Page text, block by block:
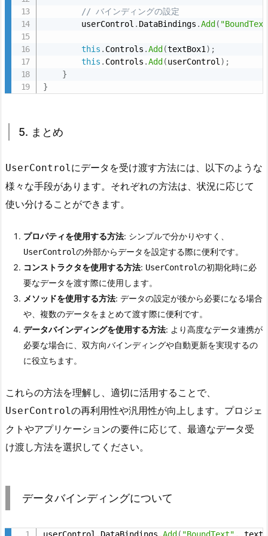
ィ
ン
グ
に
つ
い
1.
a
t
a
ッ
ド
7.
2.
u
d
// バインディングの設定
        userControl
. DataBindings .Add (
this . Controls .Add (textBox1 ) ;
this . Controls .Add (userControl ) ;
}
}
5. まとめ
UserControlにデータを受け渡す方法には、以下のような
様々な手段があります。それぞれの方法は、状況に応じて
使い分けることができます。
プロパティを使用する方法: シンプルで分かりやすく、
UserControlの外部からデータを設定する際に便利です。
コンストラクタを使用する方法: UserControlの初期化時に必
要なデータを渡す際に使用します。
メソッドを使用する方法: データの設定が後から必要になる場合
や、複数のデータをまとめて渡す際に便利です。
データバインディングを使用する方法: より高度なデータ連携が
必要な場合に、双方向バインディングや自動更新を実現するの
に役立ちます。
これらの方法を理解し、適切に活用することで、
UserControlの再利用性や汎用性が向上します。プロジェ
クトやアプリケーションの要件に応じて、最適なデータ受
け渡し方法を選択してください。
データバインディングについて